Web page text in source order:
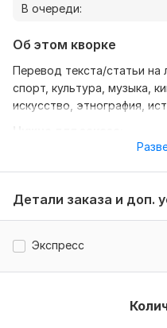
В очереди:
Об этом кворке
Перевод текста/статьи
спорт, культура, музыка,
искусство, этнография,
От вас требуется
переводу и расписать
текста.
и развлечения,
Язык перевода:
с Русского на
Детали заказа и доп.
Экспресс